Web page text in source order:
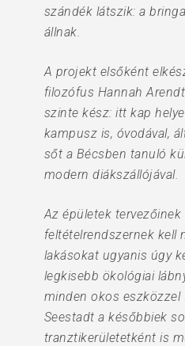
szándék látszik: a
állnak.
A projekt elsőként
filozófus Hannah
szinte kész: itt kap
kampusz is, óvodával,
sőt a Bécsben tanuló
modern diákszállójával.
Az épületek
feltételrendszernek kell
lakásokat ugyanis úgy
legkisebb ökológiai
minden okos eszközzel
Seestadt a későbbiek
tranztikerületetként is